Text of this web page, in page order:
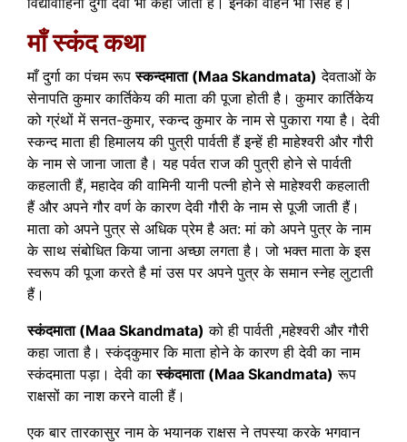
माँ स्कंद कथा
माँ दुर्गा का पंचम रूपस्कन्दमाता (Maa Skandmata) देवताओं के
सेनापति कुमार कार्तिकेय की माता की पूजा होती है। कुमार कार्तिकेय
को ग्रंथों में सनत-कुमार, स्कन्द कुमार के नाम से पुकारा गया है। देवी
स्कन्द माता ही हिमालय की पुत्री पार्वती हैं इन्हें ही माहेश्वरी और गौरी
के नाम से जाना जाता है। यह पर्वत राज की पुत्री होने से पार्वती
कहलाती हैं, महादेव की वामिनी यानी पत्नी होने से माहेश्वरी कहलाती
हैं और अपने गौर वर्ण के कारण देवी गौरी के नाम से पूजी जाती हैं।
माता को अपने पुत्र से अधिक प्रेम है अत: मां को अपने पुत्र के नाम
के साथ संबोधित किया जाना अच्छा लगता है। जो भक्त माता के इस
स्वरूप की पूजा करते है मां उस पर अपने पुत्र के समान स्नेह लुटाती
हैं।
स्कंदमाता (Maa Skandmata) को ही पार्वती ,महेश्वरी और गौरी
कहा जाता है। स्कंद्कुमार कि माता होने के कारण ही देवी का नाम
स्कंदमाता पड़ा। देवी कास्कंदमाता (Maa Skandmata) रूप
राक्षसों का नाश करने वाली हैं।
एक बार तारकासुर नाम के भयानक राक्षस ने तपस्या करके भगवान